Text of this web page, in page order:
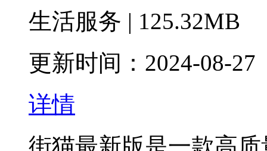
生活服务 | 125.32MB
更新时间：2024-08-27
详情
街猫最新版是一款高